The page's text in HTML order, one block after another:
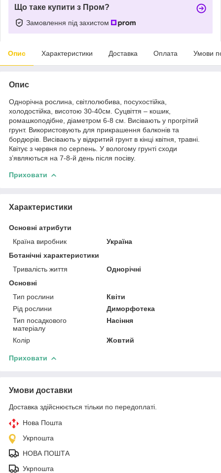
Що таке купити з Пром?
Замовлення під захистом
Опис Характеристики Доставка Оплата Умови
Опис
Однорічна рослина, світлолюбива, посухостійка,
холодостійка, висотою 30-40см. Суцвіття – кошик,
ромашкоподібне, діаметром 6-8 см. Висівають у прогрітий
грунт. Використовують для прикрашення балконів та
бордюрів. Висівають у відкритий грунт в кінці квітня, травні.
Квітує з червня по серпень. У вологому грунті сходи
з’являються на 7-8-й день після посіву.
Приховати
Характеристики
Основні атрибути
Країна виробник
Україна
Ботанічні характеристики
Тривалість життя
Однорічні
Основні
Тип рослини
Квіти
Рід рослини
Диморфотека
Тип посадкового
матеріалу
Насіння
Колір Жовтий
Приховати
Умови доставки
Доставка здійснюється тільки по передоплаті.
Нова Пошта
Укрпошта
НОВА ПОШТА
Укрпошта